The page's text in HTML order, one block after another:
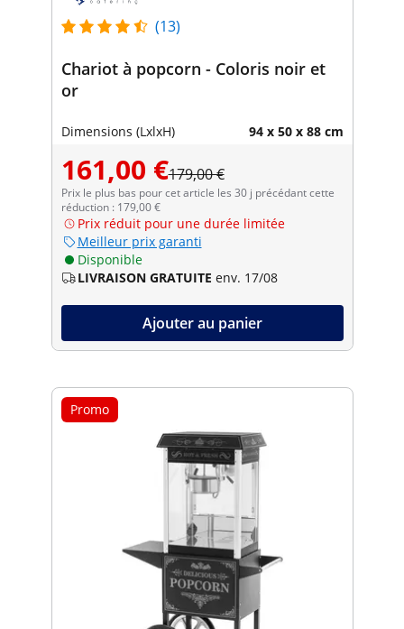
(13)
Chariot à popcorn - Coloris noir et
or
Dimensions (LxlxH) 94 x 50 x 88 cm
161,00 €179,00 €
Prix le plus bas pour cet article les 30 j précédant cette
réduction : 179,00 €
Prix réduit pour une durée limitée
Meilleur prix garanti
Disponible
LIVRAISON GRATUITE env. 17/08
Ajouter au panier
Promo